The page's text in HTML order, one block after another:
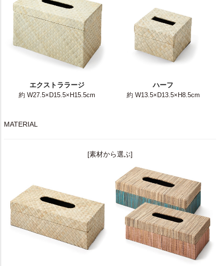
エクストララージ
約 W27.5×D15.5×H15.5cm
ハーフ
約 W13.5×D13.5×H8.5cm
MATERIAL
[素材から選ぶ]